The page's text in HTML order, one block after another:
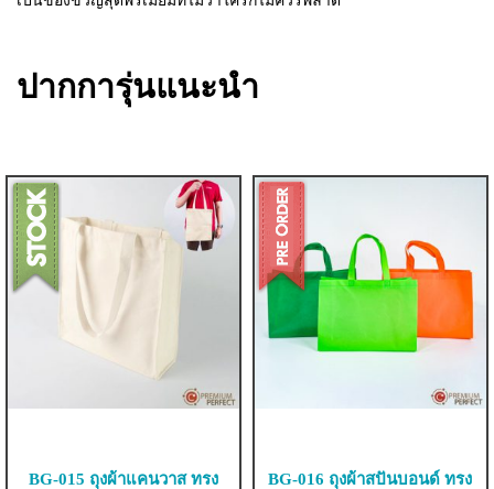
ปากการุ่นแนะนำ
BG-015 ถุงผ้าแคนวาส ทรง
BG-016 ถุงผ้าสปันบอนด์ ทรง